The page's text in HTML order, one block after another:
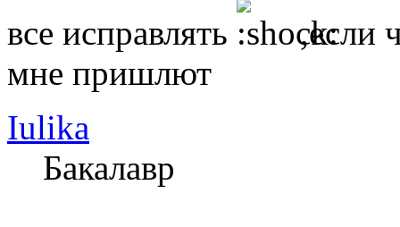
все исправлять
,если
мне пришлют
Iulika
Бакалавр